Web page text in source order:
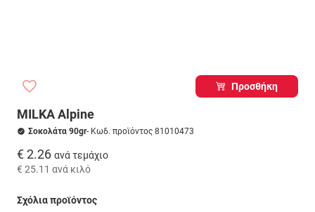
Προσθήκη
MILKA Alpine
Σοκολάτα 90gr- Κωδ. προϊόντος 81010473
€ 2.26 ανά τεμάχιο
€ 25.11 ανά κιλό
Σχόλια προϊόντος